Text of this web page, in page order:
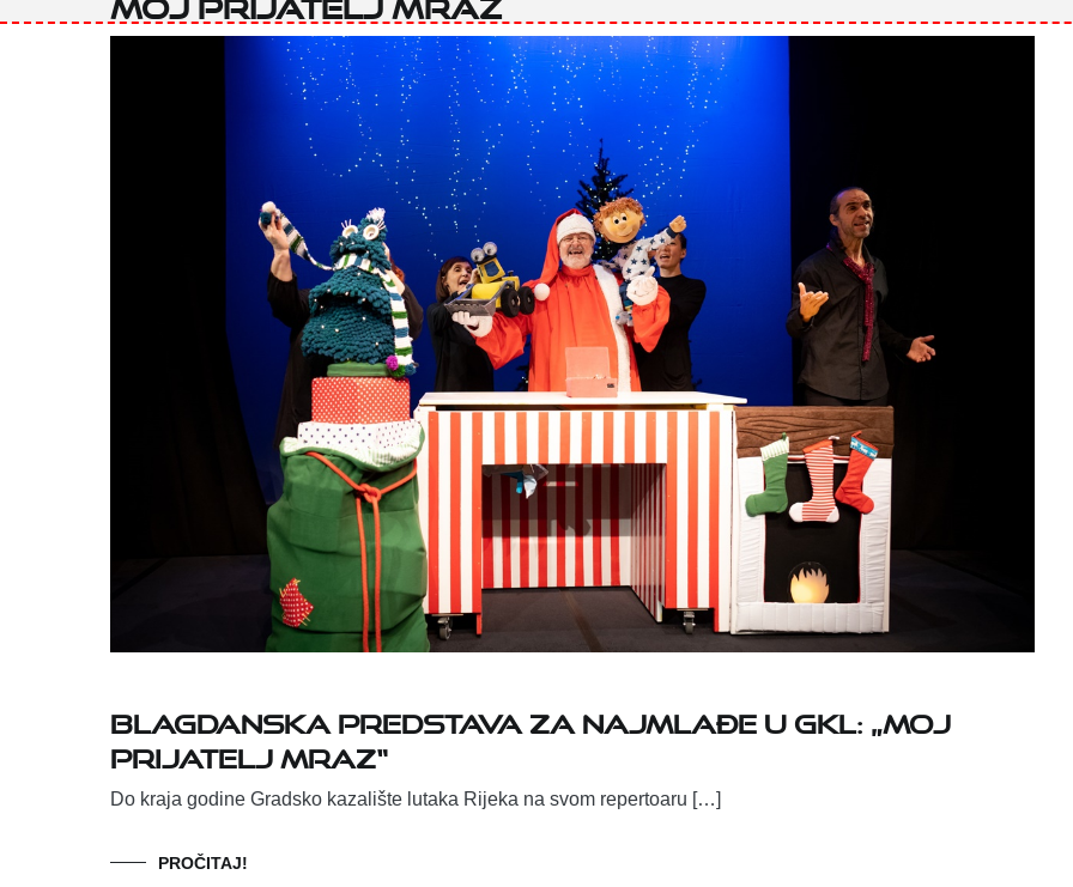
Blagdanska predstava za najmlađe u GKL: „Moj
prijatelj Mraz“
Do kraja godine Gradsko kazalište lutaka Rijeka na svom repertoaru […]
PROČITAJ!